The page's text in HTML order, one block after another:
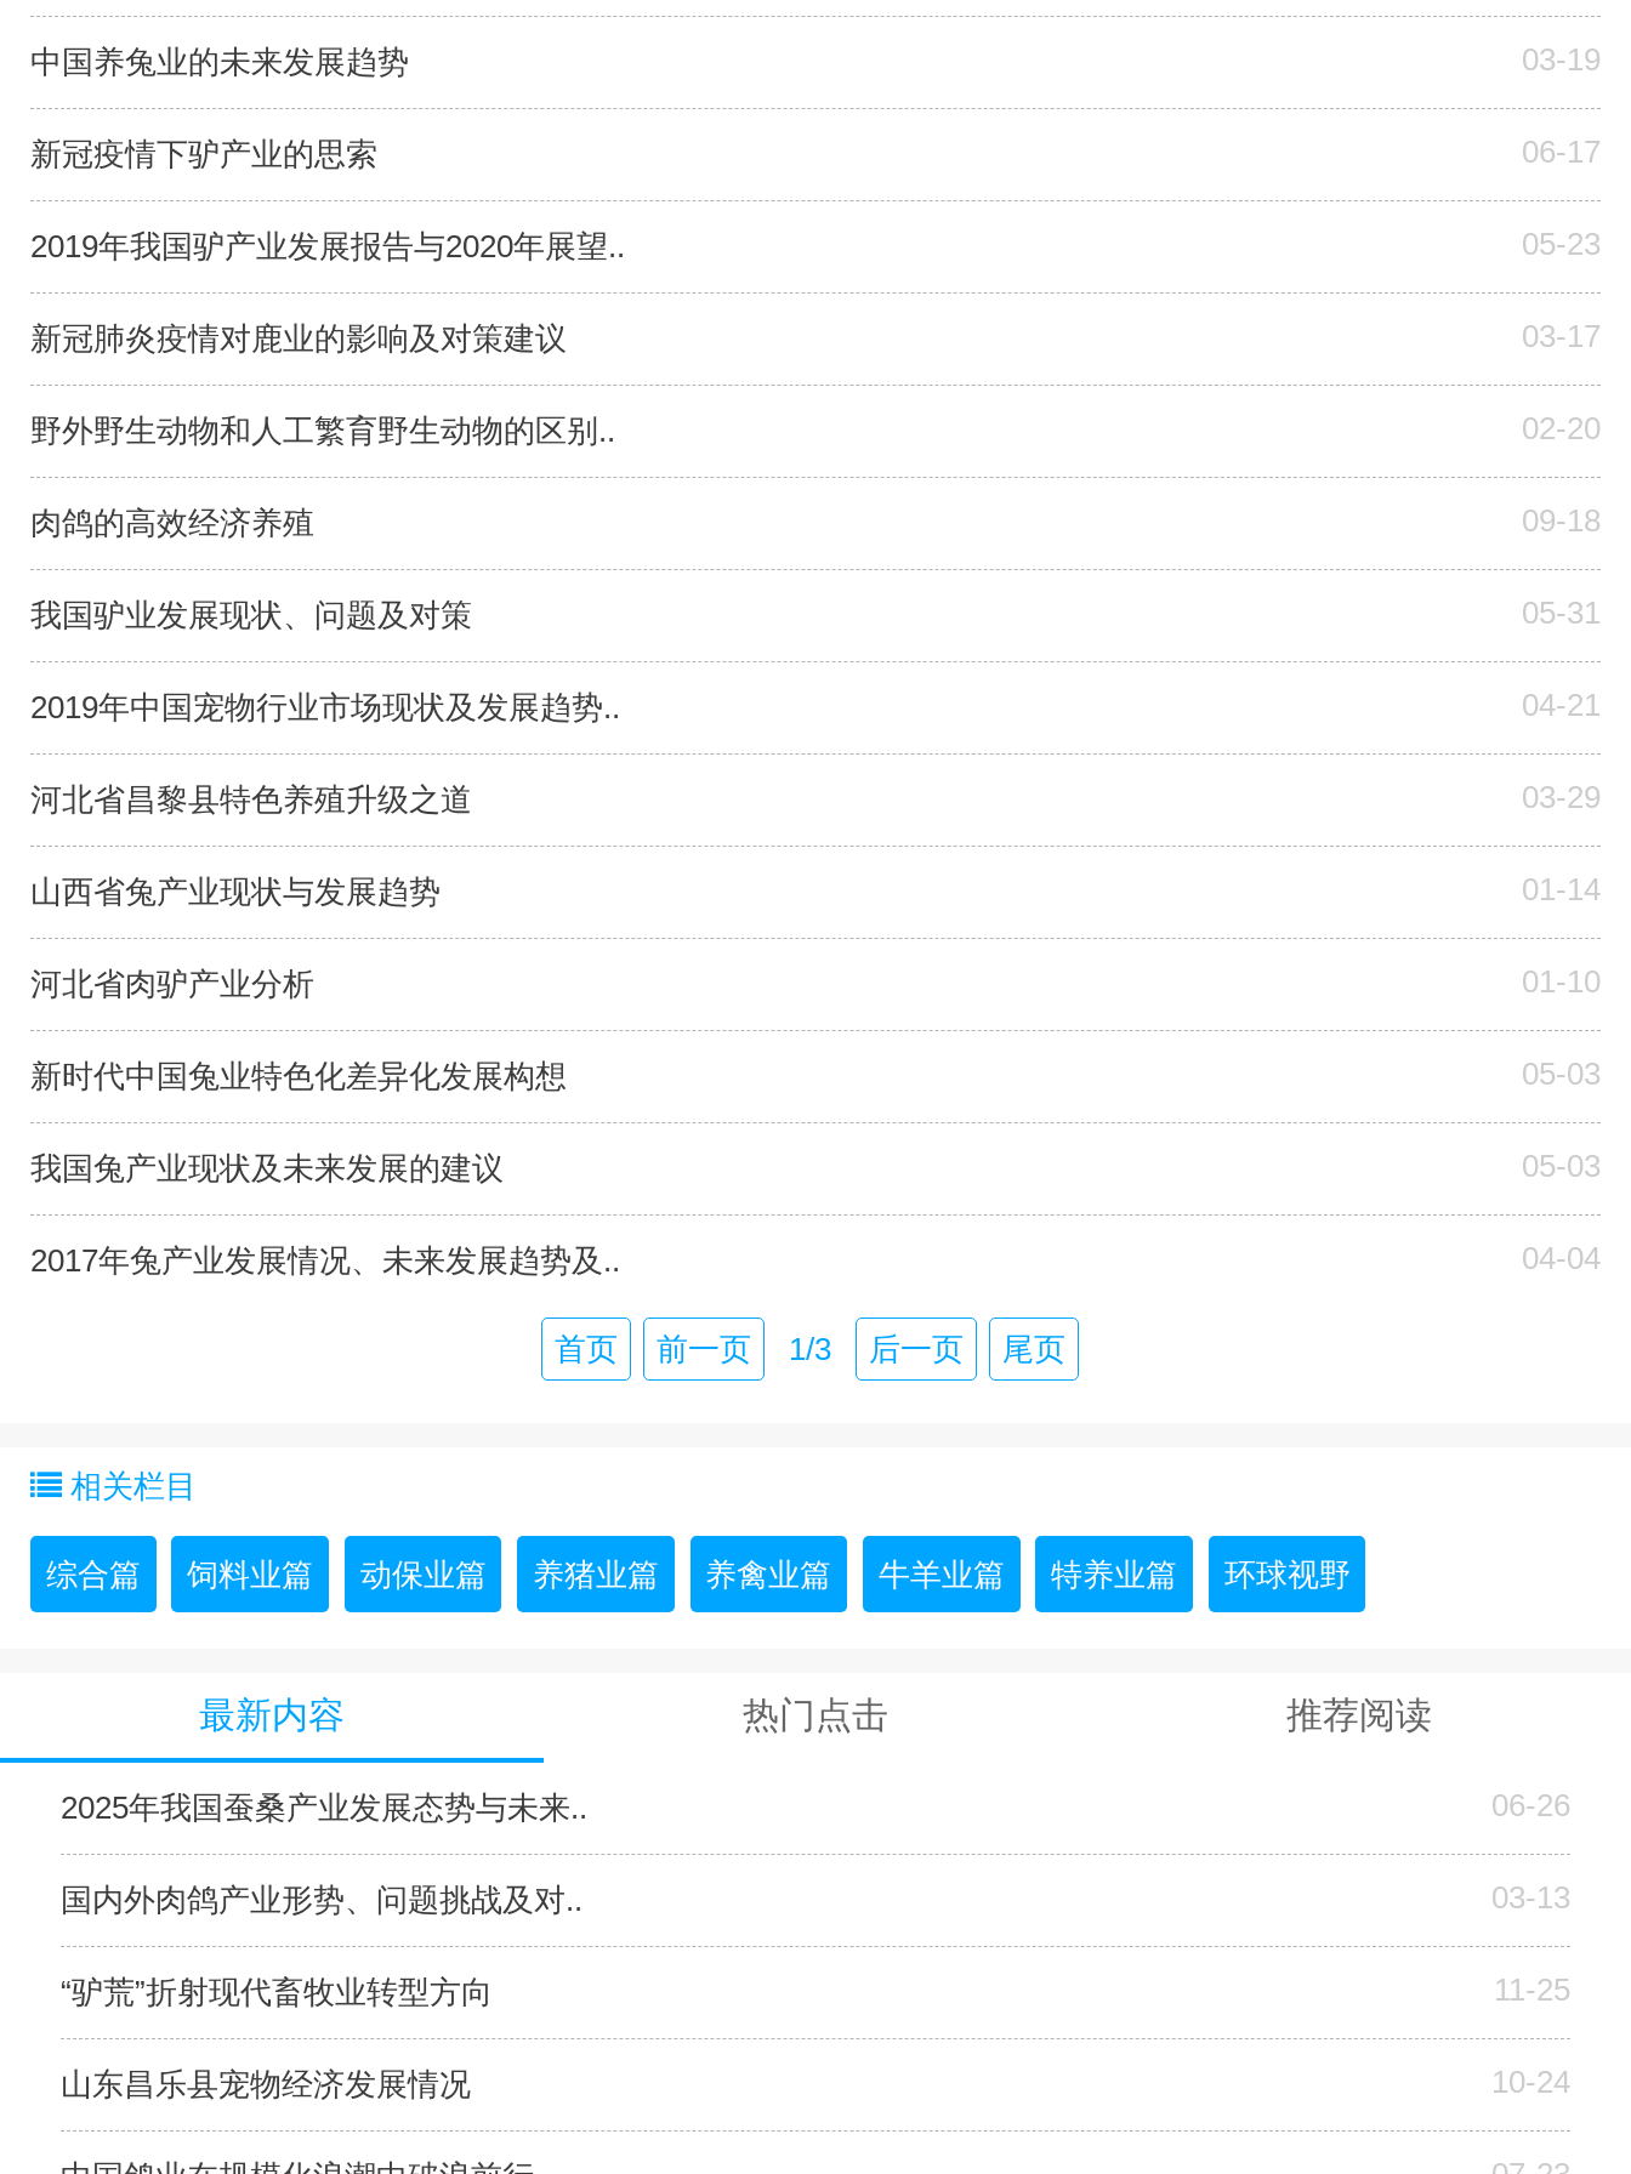
中国养兔业的未来发展趋势 03-19
新冠疫情下驴产业的思索 06-17
2019年我国驴产业发展报告与2020年展望.. 05-23
新冠肺炎疫情对鹿业的影响及对策建议 03-17
野外野生动物和人工繁育野生动物的区别.. 02-20
肉鸽的高效经济养殖 09-18
我国驴业发展现状、问题及对策 05-31
2019年中国宠物行业市场现状及发展趋势.. 04-21
河北省昌黎县特色养殖升级之道 03-29
山西省兔产业现状与发展趋势 01-14
河北省肉驴产业分析 01-10
新时代中国兔业特色化差异化发展构想 05-03
我国兔产业现状及未来发展的建议 05-03
2017年兔产业发展情况、未来发展趋势及.. 04-04
首页 前一页 1/3 后一页 尾页
相关栏目
综合篇 饲料业篇 动保业篇 养猪业篇 养禽业篇 牛羊业篇 特养业篇 环球视野
最新内容 热门点击 推荐阅读
2025年我国蚕桑产业发展态势与未来.. 06-26
国内外肉鸽产业形势、问题挑战及对.. 03-13
“驴荒”折射现代畜牧业转型方向 11-25
山东昌乐县宠物经济发展情况 10-24